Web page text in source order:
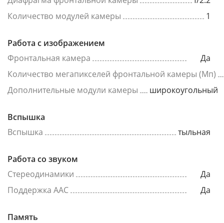
Количество модулей камеры
1
Работа с изображением
Фронтальная камера
Да
Количество мегапикселей фронтальной камеры (Мп)
Дополнительные модули камеры
широкоугольный
Вспышка
Вспышка
тыльная
Работа со звуком
Стереодинамики
Да
Поддержка AAC
Да
Память